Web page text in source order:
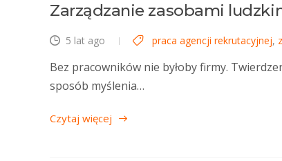
Zarządzanie zasobami
5 lat ago praca agencji rekrutacyjnej,
Bez pracowników nie byłoby firmy.
sposób myślenia…
Czytaj więcej